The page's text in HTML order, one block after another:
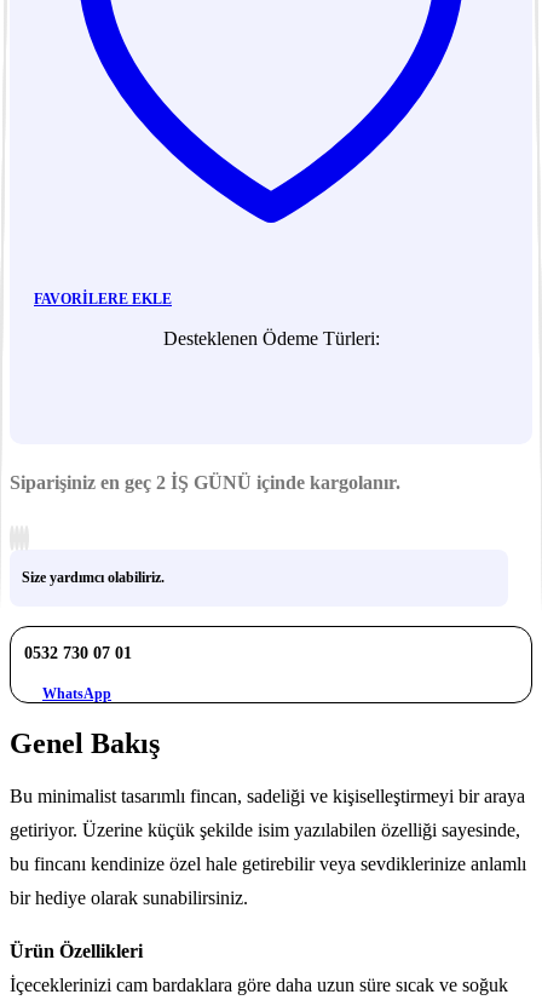
FAVORILERE EKLE
Desteklenen Ödeme Türleri:
Siparişiniz en geç 2 İŞ GÜNÜ içinde kargolanır.
Size yardımcı olabiliriz.
0532 730 07 01
WhatsApp
Genel Bakış
Bu minimalist tasarımlı fincan, sadeliği ve kişiselleştirmeyi bir araya
getiriyor. Üzerine küçük şekilde isim yazılabilen özelliği sayesinde,
bu fincanı kendinize özel hale getirebilir veya sevdiklerinize anlamlı
bir hediye olarak sunabilirsiniz.
Ürün Özellikleri
İçeceklerinizi cam bardaklara göre daha uzun süre sıcak ve soğuk